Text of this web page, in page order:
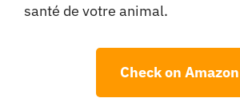
santé de votre animal.
Check on Amazon